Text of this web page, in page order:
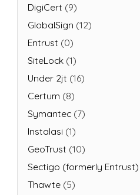
DigiCert (9)
GlobalSign (12)
Entrust (0)
SiteLock (1)
Under 2jt (16)
Certum (8)
Symantec (7)
Instalasi (1)
GeoTrust (10)
Sectigo (formerly Entrust)
Thawte (5)